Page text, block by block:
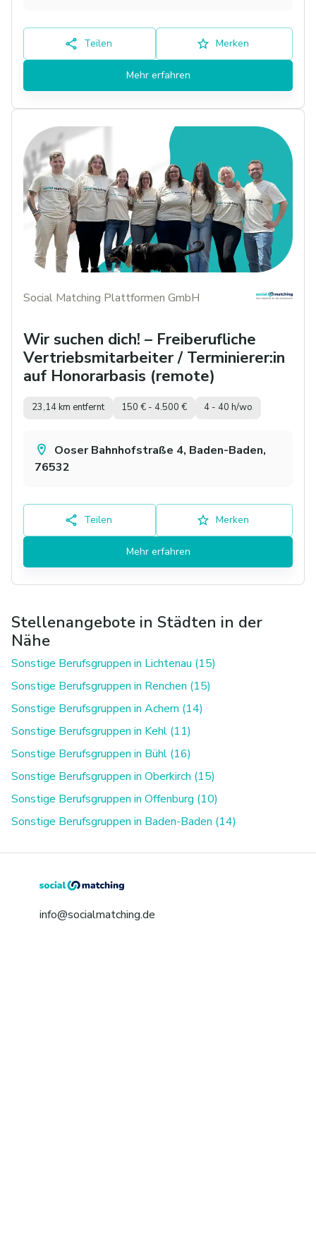
Teilen Merken
Mehr erfahren
Social Matching Plattformen GmbH
Wir suchen dich! – Freiberufliche
Vertriebsmitarbeiter / Terminierer:in
auf Honorarbasis (remote)
23,14 km entfernt 150 € - 4.500 € 4 - 40 h/wo
Ooser Bahnhofstraße 4, Baden-Baden,
76532
Teilen Merken
Mehr erfahren
Stellenangebote in Städten in der
Nähe
Sonstige Berufsgruppen in Lichtenau (15)
Sonstige Berufsgruppen in Renchen (15)
Sonstige Berufsgruppen in Achern (14)
Sonstige Berufsgruppen in Kehl (11)
Sonstige Berufsgruppen in Bühl (16)
Sonstige Berufsgruppen in Oberkirch (15)
Sonstige Berufsgruppen in Offenburg (10)
Sonstige Berufsgruppen in Baden-Baden (14)
info@socialmatching.de